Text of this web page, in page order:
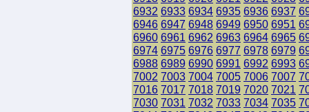
6932 6933 6934 6935 6936 6937
6946 6947 6948 6949 6950 6951
6960 6961 6962 6963 6964 6965
6974 6975 6976 6977 6978 6979
6988 6989 6990 6991 6992 6993
7002 7003 7004 7005 7006 7007
7016 7017 7018 7019 7020 7021
7030 7031 7032 7033 7034 7035